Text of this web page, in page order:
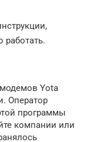
работать.
Yota
Оператор
программы
компании или